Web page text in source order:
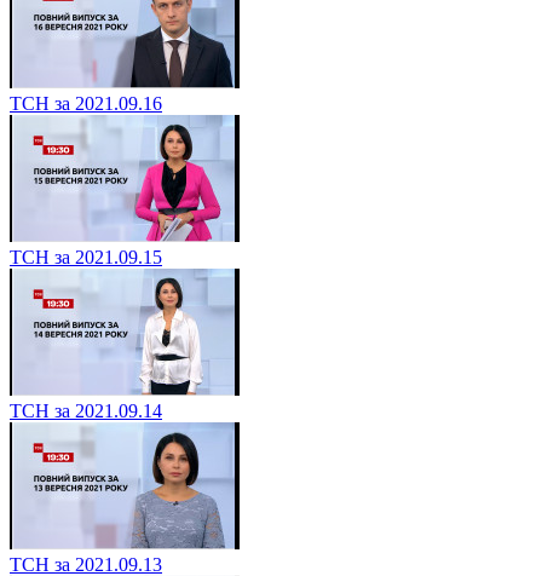
ТСН за 2021.09.16
ТСН за 2021.09.15
ТСН за 2021.09.14
ТСН за 2021.09.13